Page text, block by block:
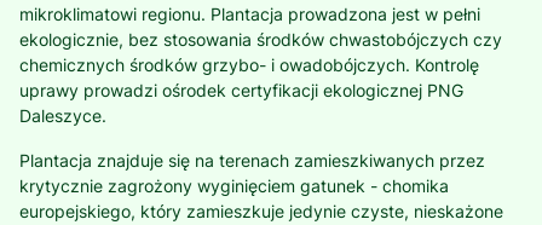
mikroklimatowi regionu. Plantacja prowadzona jest w pełni
ekologicznie, bez stosowania środków chwastobójczych czy
chemicznych środków grzybo- i owadobójczych. Kontrolę
uprawy prowadzi ośrodek certyfikacji ekologicznej PNG
Daleszyce.
Plantacja znajduje się na terenach zamieszkiwanych przez
krytycznie zagrożony wyginięciem gatunek - chomika
europejskiego, który zamieszkuje jedynie czyste, nieskażone